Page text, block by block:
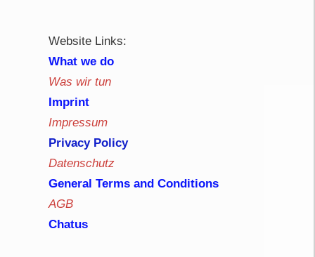
Website Links:
What we do
Was wir tun
Imprint
Impressum
Privacy Policy
Datenschutz
General Terms and Conditions
AGB
Chatus